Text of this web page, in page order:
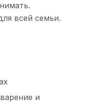
всей семьи.
и